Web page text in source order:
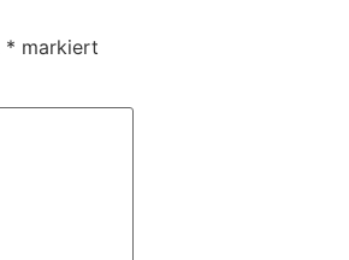
* markiert